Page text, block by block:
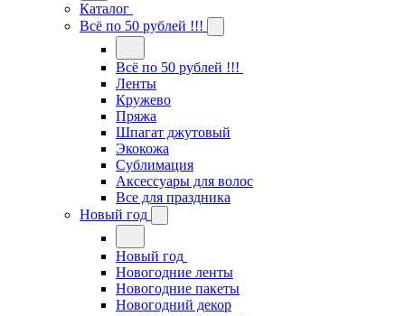
Каталог
Всё по 50 рублей !!!
Всё по 50 рублей !!!
Ленты
Кружево
Пряжа
Шпагат джутовый
Экокожа
Сублимация
Аксессуары для волос
Все для праздника
Новый год
Новый год
Новогодние ленты
Новогодние пакеты
Новогодний декор